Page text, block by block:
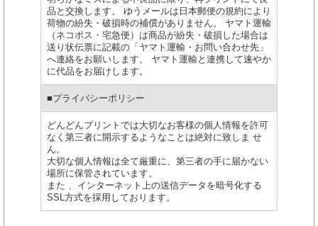
品と交換します。 ゆうメールは日本郵便の規約により
荷物の紛失・破損時の補償がありません。 ヤマト運輸
（ネコポス・宅急便）は商品が紛失・破損した場合は
送り状伝票に記載の「ヤマト運輸・お問い合わせ先」
へ連絡をお願いします。 ヤマト運輸と連携して速やか
に代品をお届けします。
■プライバシーポリシー
どんどんプリントでは大切なお客様の個人情報を許可
なく第三者に開示するようなことは絶対に致しま せ
ん。
大切な個人情報は全て厳重に、第三者の手に届かない
場所に保管されています。
また 、インターネット上の送信データを暗号化する
SSL方式を採用しております。